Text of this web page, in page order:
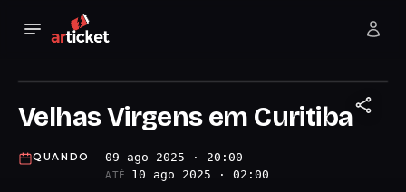
Velhas Virgens em Curitiba
QUANDO 09 ago 2025 · 20:00
ATÉ 10 ago 2025 · 02:00